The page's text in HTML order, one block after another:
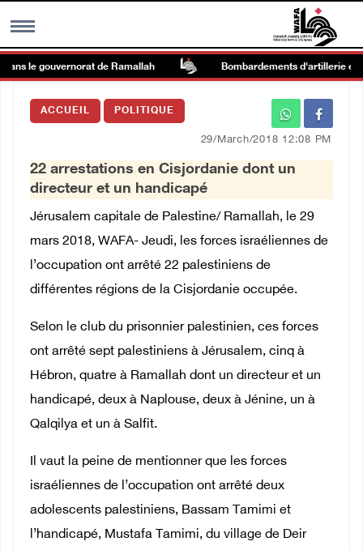
MENU
Galerie d’images
Centre palestinien
العربية
English
le gouvernorat de Ramallah Bombardements d'artillerie et
ACCUEIL POLITIQUE
29/March/2018 12:08 PM
22 arrestations en Cisjordanie dont un
directeur et un handicapé
Jérusalem capitale de Palestine/ Ramallah, le 29
mars 2018, WAFA- Jeudi, les forces israéliennes de
l’occupation ont arrêté 22 palestiniens de
différentes régions de la Cisjordanie occupée.
Selon le club du prisonnier palestinien, ces forces
ont arrêté sept palestiniens à Jérusalem, cinq à
Hébron, quatre à Ramallah dont un directeur et un
handicapé, deux à Naplouse, deux à Jénine, un à
Qalqilya et un à Salfit.
Il vaut la peine de mentionner que les forces
israéliennes de l’occupation ont arrêté deux
adolescents palestiniens, Bassam Tamimi et
l’handicapé, Mustafa Tamimi, du village de Deir